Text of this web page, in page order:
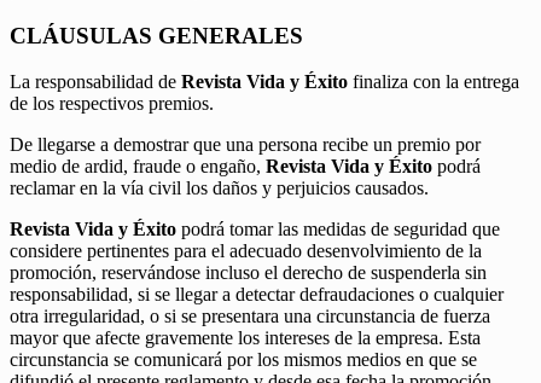
CLÁUSULAS GENERALES
La responsabilidad de Revista Vida y Éxito finaliza con la entrega
de los respectivos premios.
De llegarse a demostrar que una persona recibe un premio por
medio de ardid, fraude o engaño, Revista Vida y Éxito podrá
reclamar en la vía civil los daños y perjuicios causados.
Revista Vida y Éxito podrá tomar las medidas de seguridad que
considere pertinentes para el adecuado desenvolvimiento de la
promoción, reservándose incluso el derecho de suspenderla sin
responsabilidad, si se llegar a detectar defraudaciones o cualquier
otra irregularidad, o si se presentara una circunstancia de fuerza
mayor que afecte gravemente los intereses de la empresa. Esta
circunstancia se comunicará por los mismos medios en que se